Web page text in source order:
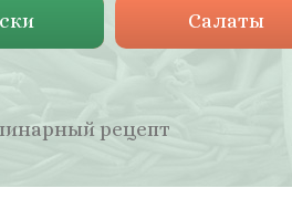
Салаты
рецепт